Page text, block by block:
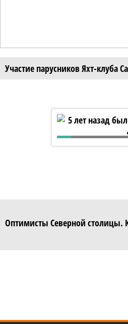
Участие парусников Яхт-клуба
5 лет назад
Оптимисты Северной столицы.